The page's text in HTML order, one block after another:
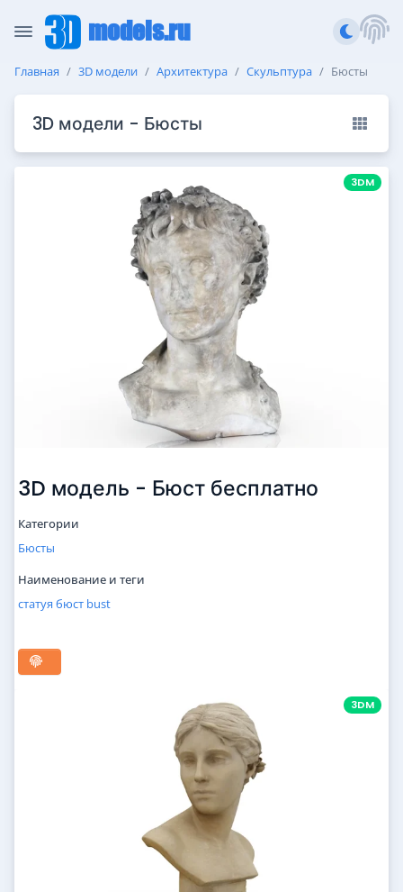
models.ru
Главная 3D модели Архитектура Скульптура Бюсты
3D модели - Бюсты
3DM
3D модель - Бюст бесплатно
Категории
Бюсты
Наименование и теги
статуя бюст bust
3DM